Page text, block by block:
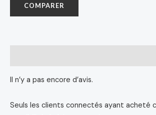
COMPARER
Il n’y a pas encore d’avis.
Seuls les clients connectés ayant acheté